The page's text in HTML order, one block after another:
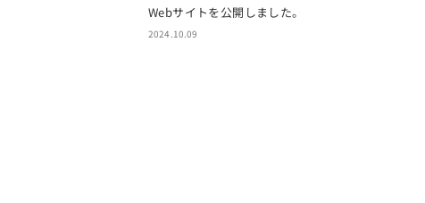
Webサイトを公開しました。
2024.10.09